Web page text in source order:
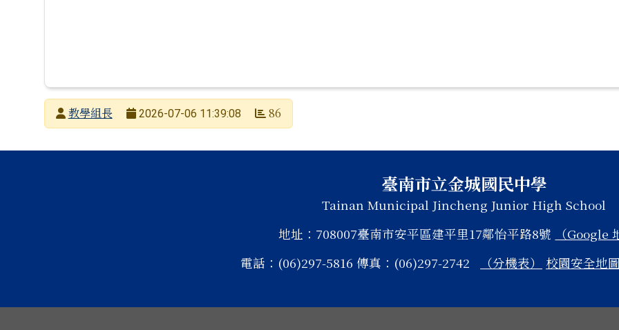
發布者教學組長
2026-07-06 11:39:08 86
臺南市立金城國民中學
Tainan Municipal Jincheng Junior High School
地址：708007臺南市安平區建平里17鄰怡平路8號
（Google
電話：(06)297-5816 傳真：(06)297-2742
（分機表） 校園安全地